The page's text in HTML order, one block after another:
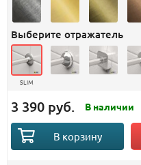
Выберите отражатель
SLIM
3 390 руб. В наличии
В корзину